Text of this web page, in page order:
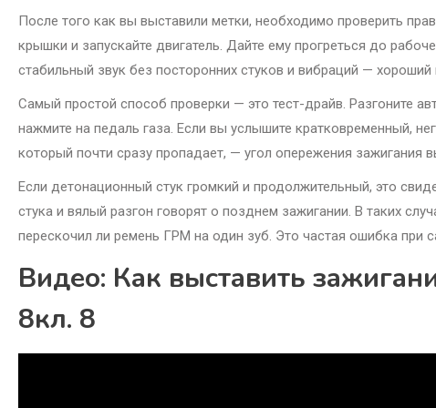
После того как вы выставили метки, необходимо проверить
крышки и запускайте двигатель. Дайте ему прогреться до
стабильный звук без посторонних стуков и вибраций — хороший
Самый простой способ проверки — это тест-драйв. Разгоните
нажмите на педаль газа. Если вы услышите кратковременный,
который почти сразу пропадает, — угол опережения зажигания
Если детонационный стук громкий и продолжительный, это
стука и вялый разгон говорят о позднем зажигании. В таких
перескочил ли ремень ГРМ на один зуб. Это частая ошибка при
Видео: Как выставить
8кл. 8